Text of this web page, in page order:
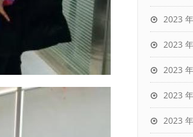
2023
2023
2023
2023
2023